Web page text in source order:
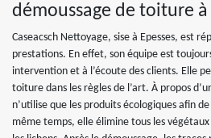
démoussage de toiture à
Caseacsch Nettoyage, sise à Epesses, est
prestations. En effet, son équipe est
intervention et à l’écoute des clients. Elle
toiture dans les règles de l’art. À propos
n’utilise que les produits écologiques afin
même temps, elle élimine tous les